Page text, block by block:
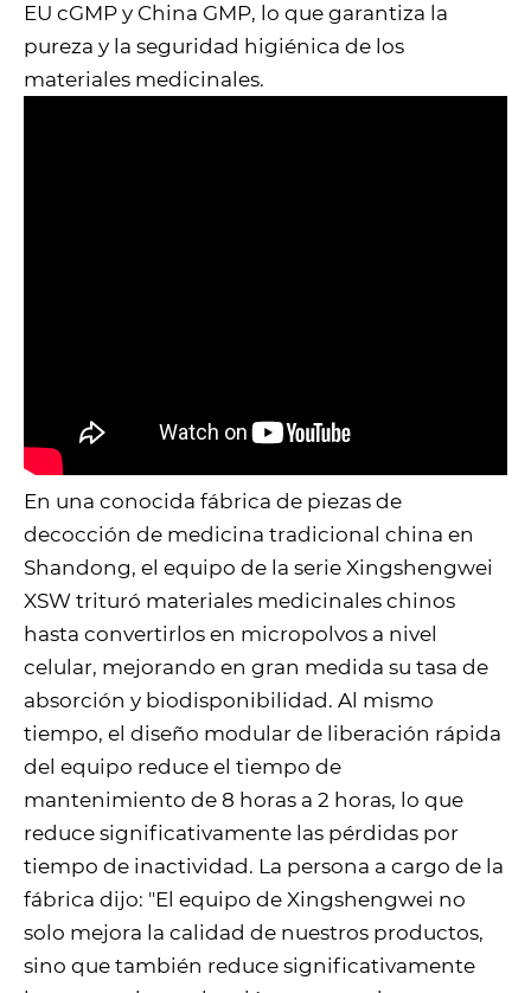
EU cGMP y China GMP, lo que garantiza la
pureza y la seguridad higiénica de los
materiales medicinales.
En una conocida fábrica de piezas de
decocción de medicina tradicional china en
Shandong, el equipo de la serie Xingshengwei
XSW trituró materiales medicinales chinos
hasta convertirlos en micropolvos a nivel
celular, mejorando en gran medida su tasa de
absorción y biodisponibilidad. Al mismo
tiempo, el diseño modular de liberación rápida
del equipo reduce el tiempo de
mantenimiento de 8 horas a 2 horas, lo que
reduce significativamente las pérdidas por
tiempo de inactividad. La persona a cargo de la
fábrica dijo: "El equipo de Xingshengwei no
solo mejora la calidad de nuestros productos,
sino que también reduce significativamente